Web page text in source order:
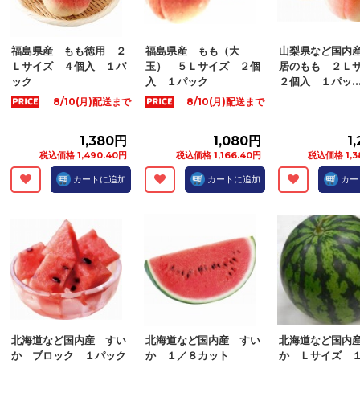
税込価格 300.24円
カートに追加
100g当り 198円
税込価格 534.60円
カートに追加
福島県産 もも徳用 ２
Ｌサイズ ４個入 １パ
ック
8/10(月)配送まで
1,380円
税込価格 1,490.40円
カートに追加
福島県産 もも（大
玉） ５Ｌサイズ ２個
入 １パック
8/10(月)配送まで
1,080円
税込価格 1,166.40円
カートに追加
山梨県など国
居のもも ２Ｌ
２個入 １パッ
税込価格
カ
北海道など国内産 すい
か ブロック １パック
北海道など国内産 すい
か １／８カット
北海道など国内
か Ｌサイズ